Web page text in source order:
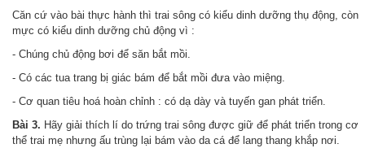
Căn cứ vào bài thực hành thì trai sông có kiểu dinh dưỡng thụ động, còn
mực có kiểu dinh dưỡng chủ động vì :
- Chúng chủ động bơi để săn bắt mồi.
- Có các tua trang bị giác bám để bắt mồi đưa vào miệng.
- Cơ quan tiêu hoá hoàn chỉnh : có dạ dày và tuyến gan phát triển.
Bài 3. Hãy giải thích lí do trứng trai sông được giữ để phát triển trong cơ
thể trai mẹ nhưng ấu trùng lại bám vào da cá để lang thang khắp nơi.